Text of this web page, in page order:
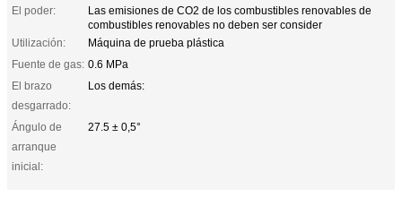
El poder:
Las emisiones de CO2 de los combustibles renovables de
combustibles renovables no deben ser consider
Utilización:
Máquina de prueba plástica
Fuente de gas: 0.6 MPa
El brazo
desgarrado:
Los demás:
Ángulo de
arranque
inicial:
27.5 ± 0,5°